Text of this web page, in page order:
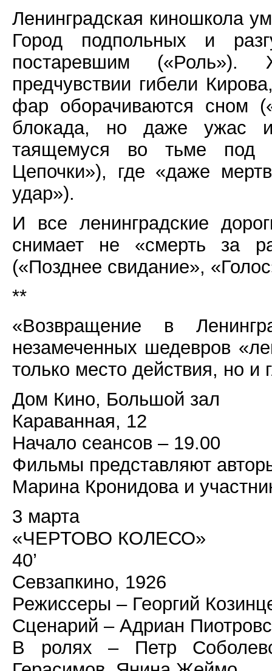
Ленинградская киношкола
Город подпольных и
постаревшим
предчувствии гибели
фар оборачиваются сном
блокада, но даже ужас и
таящемуся во тьме под
Цепочки»), где «даже
удар»).
И все ленинградские
снимает не «смерть за
(«Позднее свидание»,
**
«Возвращение в
незамеченных шедевров
только место действия, но
Дом Кино, Большой зал
Караванная, 12
Начало сеансов – 19.00
Фильмы представляют
Марина Кронидова и
3 марта
«ЧЕРТОВО КОЛЕСО»
40’
Севзапкино, 1926
Режиссеры – Георгий
Сценарий – Адриан
В ролях – Петр